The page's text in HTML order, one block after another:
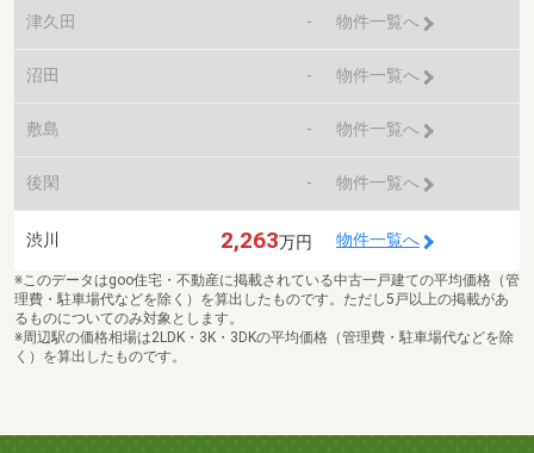
津久田 - 物件一覧へ
沼田 - 物件一覧へ
敷島 - 物件一覧へ
後閑 - 物件一覧へ
渋川 2,263万円 物件一覧へ
※このデータはgoo住宅・不動産に掲載されている中古一戸建ての平均価格（管
理費・駐車場代などを除く）を算出したものです。ただし5戸以上の掲載があ
るものについてのみ対象とします。
※周辺駅の価格相場は2LDK・3K・3DKの平均価格（管理費・駐車場代などを除
く）を算出したものです。